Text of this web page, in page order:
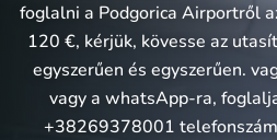
foglalni a Podgorica Airportről
120 €, kérjük, kövesse az
egyszerűen és egyszerűen.
vagy a whatsApp-ra,
+38269378001